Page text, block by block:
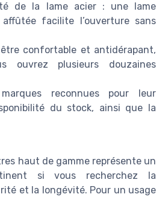
de la lame acier : une lame
facilite l’ouverture sans
confortable et antidérapant,
ouvrez plusieurs douzaines
reconnues pour leur
du stock, ainsi que la
haut de gamme représente un
si vous recherchez la
et la longévité. Pour un usage